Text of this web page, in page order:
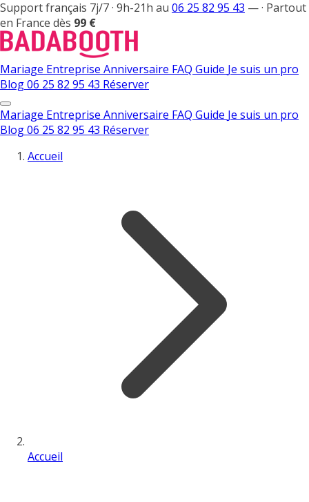
Support français 7j/7 · 9h-21h au 06 25 82 95 43 —· Partout
en France dès 99 €
Mariage Entreprise Anniversaire FAQ Guide Je suis un pro
Blog06 25 82 95 43 Réserver
Mariage Entreprise Anniversaire FAQ Guide Je suis un pro
Blog06 25 82 95 43 Réserver
Accueil
Accueil